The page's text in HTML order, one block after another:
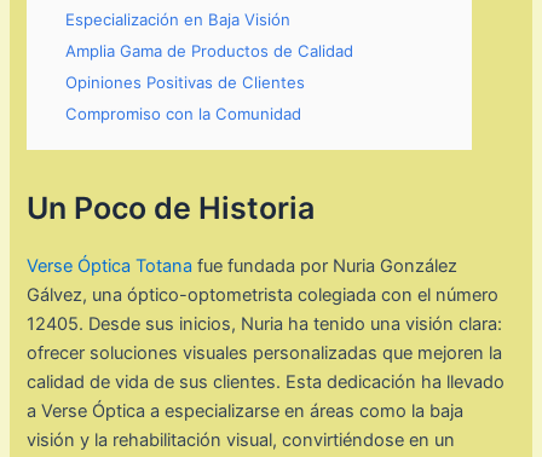
Especialización en Baja Visión
Amplia Gama de Productos de Calidad
Opiniones Positivas de Clientes
Compromiso con la Comunidad
Un Poco de Historia
Verse Óptica Totana fue fundada por Nuria González
Gálvez, una óptico-optometrista colegiada con el número
12405. Desde sus inicios, Nuria ha tenido una visión clara:
ofrecer soluciones visuales personalizadas que mejoren la
calidad de vida de sus clientes. Esta dedicación ha llevado
a Verse Óptica a especializarse en áreas como la baja
visión y la rehabilitación visual, convirtiéndose en un